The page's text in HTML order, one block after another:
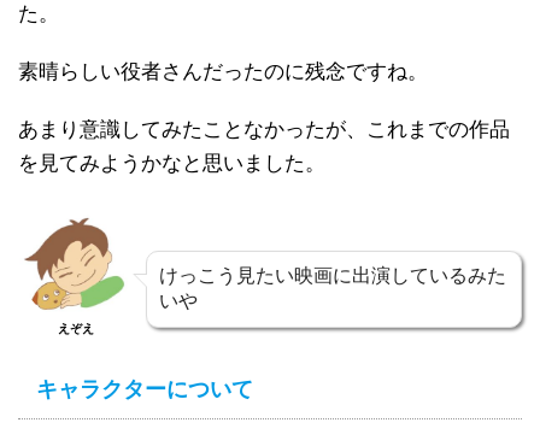
た。
素晴らしい役者さんだったのに残念ですね。
あまり意識してみたことなかったが、これまでの作品
を見てみようかなと思いました。
えぞえ
けっこう見たい映画に出演しているみた
いや
キャラクターについて